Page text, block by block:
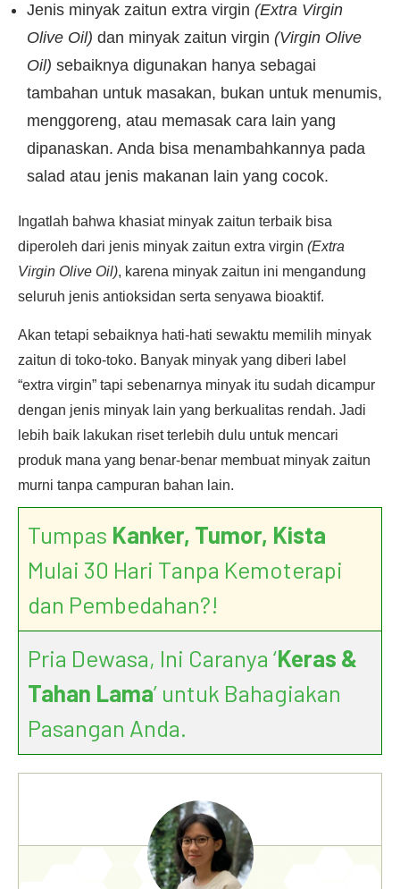
Jenis minyak zaitun extra virgin (Extra Virgin
Olive Oil) dan minyak zaitun virgin (Virgin Olive
Oil) sebaiknya digunakan hanya sebagai
tambahan untuk masakan, bukan untuk menumis,
menggoreng, atau memasak cara lain yang
dipanaskan. Anda bisa menambahkannya pada
salad atau jenis makanan lain yang cocok.
Ingatlah bahwa khasiat minyak zaitun terbaik bisa
diperoleh dari jenis minyak zaitun extra virgin (Extra
Virgin Olive Oil), karena minyak zaitun ini mengandung
seluruh jenis antioksidan serta senyawa bioaktif.
Akan tetapi sebaiknya hati-hati sewaktu memilih minyak
zaitun di toko-toko. Banyak minyak yang diberi label
“extra virgin” tapi sebenarnya minyak itu sudah dicampur
dengan jenis minyak lain yang berkualitas rendah. Jadi
lebih baik lakukan riset terlebih dulu untuk mencari
produk mana yang benar-benar membuat minyak zaitun
murni tanpa campuran bahan lain.
Tumpas Kanker, Tumor, Kista
Mulai 30 Hari Tanpa Kemoterapi
dan Pembedahan?!
Pria Dewasa, Ini Caranya ‘Keras &
Tahan Lama’ untuk Bahagiakan
Pasangan Anda.